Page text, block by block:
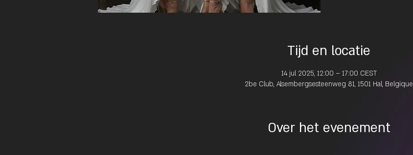
Tijd en locatie
14 jul 2025, 12:00 – 17:00 CEST
2be Club, Alsembergsesteenweg 81, 1501 Hal, Belgique
Over het evenement